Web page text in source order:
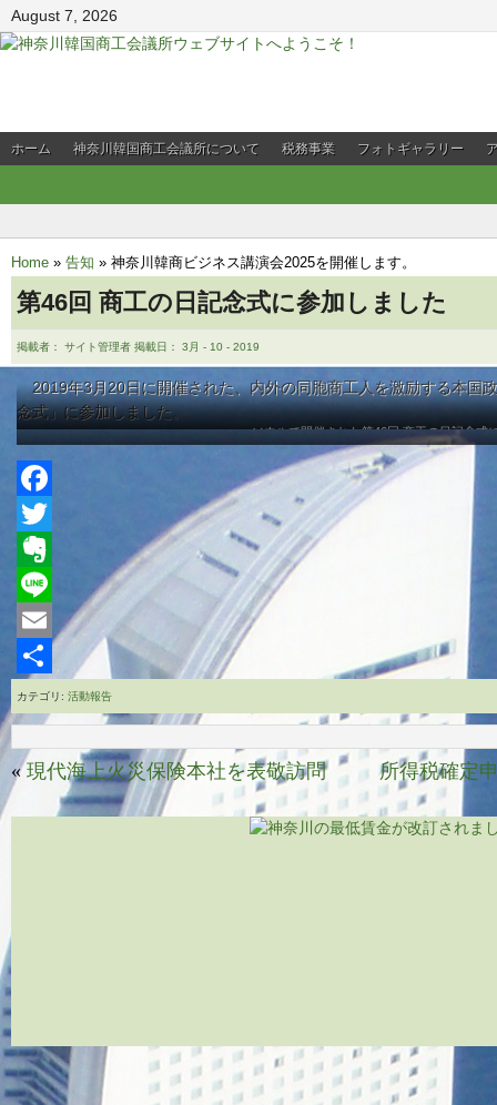
August 7, 2026
ホーム 神奈川韓国商工会議所について 税務事業 フォトギャラリー
Home » 告知 » 神奈川韓商ビジネス講演会2025を開催します。
第46回 商工の日記念式に参加しました
掲載者： サイト管理者 掲載日： 3月 - 10 - 2019
2019年3月20日に開催された、内外の同胞商工人を激励する本国
念式」に参加しました。
ソウルで開催された第46回 商工の日記念式
ソウルで開催された第46回 商工の日記念式
Facebook
Twitter
Evernote
Line
Email
共
有
カテゴリ: 活動報告
«現代海上火災保険本社を表敬訪問 所得税確定